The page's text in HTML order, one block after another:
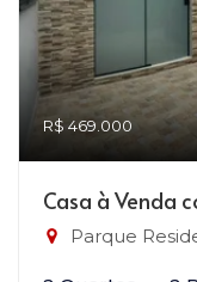
R$ 469.000
Casa à Venda
Parque